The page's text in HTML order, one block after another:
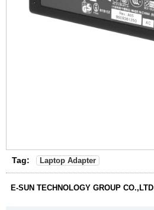
Tag: Laptop Adapter
E-SUN TECHNOLOGY GROUP CO.,LTD